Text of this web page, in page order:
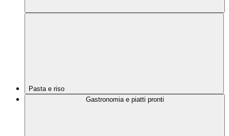
Pasta e riso
Gastronomia e piatti pronti